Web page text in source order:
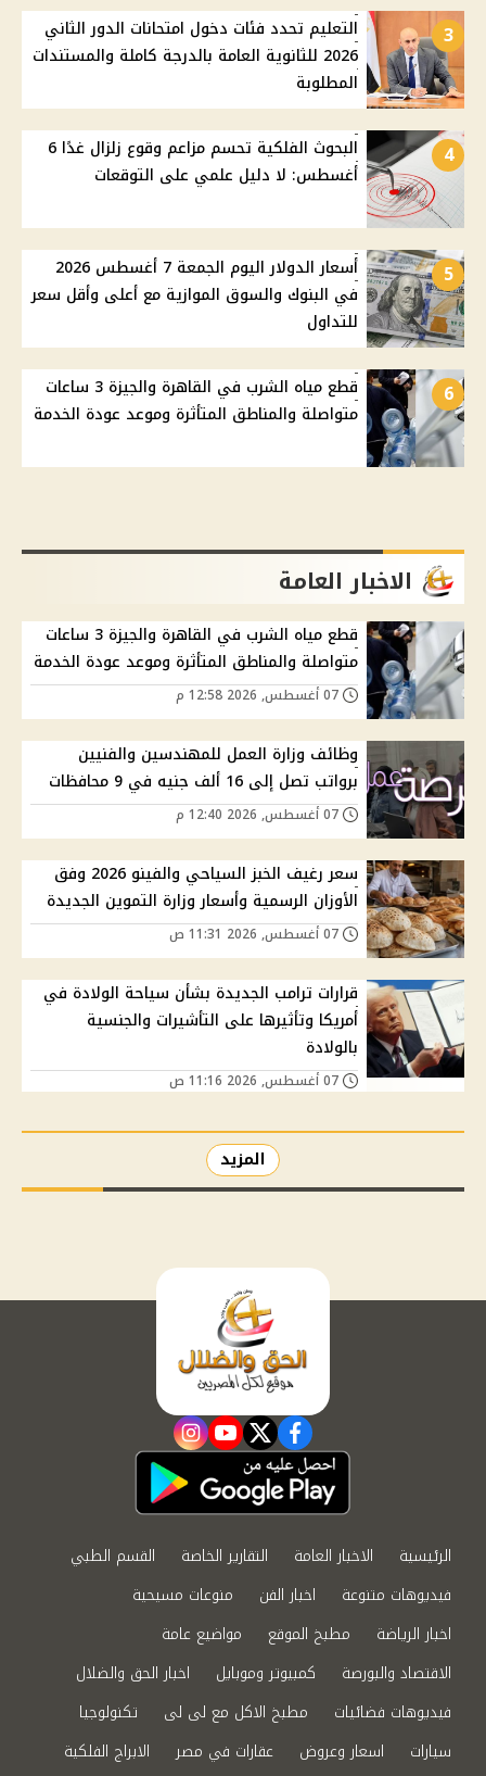
3
التعليم تحدد فئات دخول امتحانات الدور الثاني
2026 للثانوية العامة بالدرجة كاملة والمستندات
المطلوبة
4
البحوث الفلكية تحسم مزاعم وقوع زلزال غدًا 6
أغسطس: لا دليل علمي على التوقعات
5
أسعار الدولار اليوم الجمعة 7 أغسطس 2026
في البنوك والسوق الموازية مع أعلى وأقل سعر
للتداول
6
قطع مياه الشرب في القاهرة والجيزة 3 ساعات
متواصلة والمناطق المتأثرة وموعد عودة الخدمة
الاخبار العامة
قطع مياه الشرب في القاهرة والجيزة 3 ساعات
متواصلة والمناطق المتأثرة وموعد عودة الخدمة
وظائف وزارة العمل للمهندسين والفنيين
برواتب تصل إلى 16 ألف جنيه في 9 محافظات
سعر رغيف الخبز السياحي والفينو 2026 وفق
الأوزان الرسمية وأسعار وزارة التموين الجديدة
قرارات ترامب الجديدة بشأن سياحة الولادة في
أمريكا وتأثيرها على التأشيرات والجنسية
بالولادة
المزيد
facebook
twitter
youtube
instagram
الرئيسية الاخبار العامة التقارير الخاصة
القسم الطبي
فيديوهات متنوعة
اخبار الفن
منوعات مسيحية
اخبار الرياضة
مطبخ الموقع
مواضيع عامة
الاقتصاد والبورصة
كمبيوتر وموبايل
اخبار الحق والضلال
فيديوهات فضائيات
مطبخ الاكل مع لى لى
تكنولوجيا
سيارات
اسعار وعروض عقارات في مصر
الابراج الفلكية